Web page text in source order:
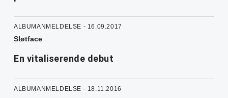
ALBUMANMELDELSE - 16.09.2017
Sløtface
En vitaliserende debut
ALBUMANMELDELSE - 18.11.2016